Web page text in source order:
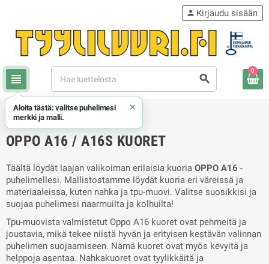
view_headline search
person Kirjaudu sisään
0
chevron_rightOppochevron_right Oppo A16 / A16s kuoret
OPPO A16 / A16S KUORET
Täältä löydät laajan valikoiman erilaisia kuoria OPPO A16 -
puhelimellesi. Mallistostamme löydät kuoria eri väreissä ja
materiaaleissa, kuten nahka ja tpu-muovi. Valitse suosikkisi ja
suojaa puhelimesi naarmuilta ja kolhuilta!
Tpu-muovista valmistetut Oppo A16 kuoret ovat pehmeitä ja
joustavia, mikä tekee niistä hyvän ja erityisen kestävän valinnan
puhelimen suojaamiseen. Nämä kuoret ovat myös kevyitä ja
helppoja asentaa. Nahkakuoret ovat tyylikkäitä ja
Aloita tästä: valitse puhelimesi
merkki ja malli.
×